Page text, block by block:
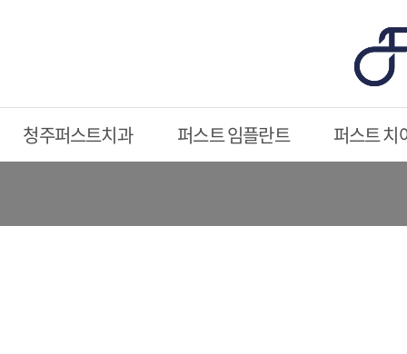
청주퍼스트치과 퍼스트 임플란트 퍼스트 치